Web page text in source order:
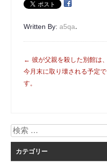
Written By:a5qa.
投
稿
ナ
シ
ョ
ン
← 彼が父親を殺した別館は、
今月末に取り壊される予定で
す。
検
索
カテゴリー